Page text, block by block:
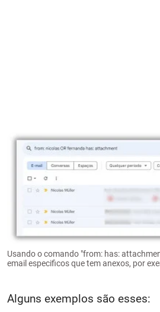
Usando o comando "from: has:
email especificos que tem anexos, por
Alguns exemplos são esses: